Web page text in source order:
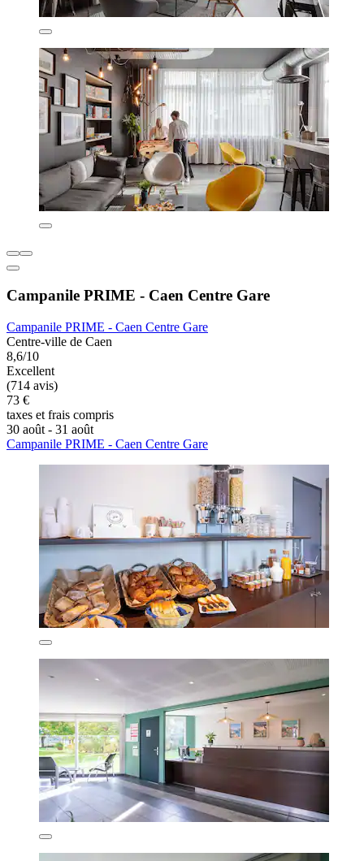
Campanile PRIME - Caen Centre Gare
Campanile PRIME - Caen Centre Gare
Centre-ville de Caen
8,6/10
Excellent
(714 avis)
73 €
taxes et frais compris
30 août - 31 août
Campanile PRIME - Caen Centre Gare